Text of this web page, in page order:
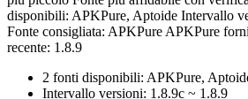
disponibili: APKPure, Aptoide Intervallo
Fonte consigliata: APKPure APKPure
recente: 1.8.9
2 fonti disponibili: APKPure,
Intervallo versioni: 1.8.9c ~ 1.8.9